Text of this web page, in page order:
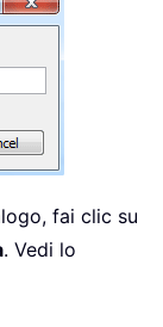
fai clic su
. Vedi lo